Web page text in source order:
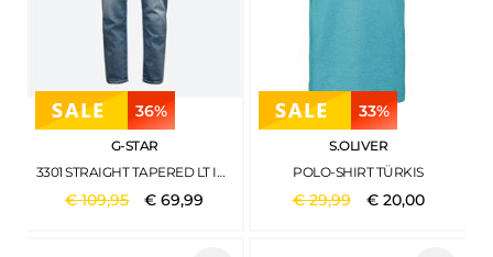
36%
G-STAR
3301 STRAIGHT TAPERED LT INDIGO AGED
€109,95 €69,99
33%
S.OLIVER
POLO-SHIRT TÜRKIS
€29,99 € 20,00